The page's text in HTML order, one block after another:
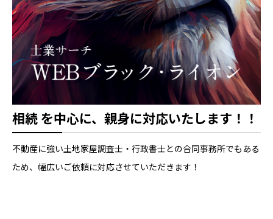
相続 を中心に、親身に対応いたします！！
不動産に強い土地家屋調査士・行政書士との合同事務所でもある
ため、幅広いご依頼に対応させていただきます！